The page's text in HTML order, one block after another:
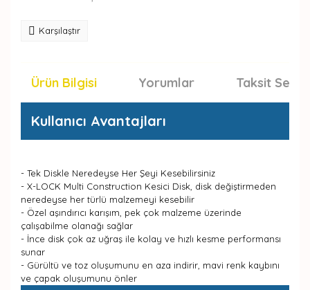
Karşılaştır
Ürün Bilgisi Yorumlar Taksit
Kullanıcı Avantajları
- Tek Diskle Neredeyse Her Şeyi Kesebilirsiniz
- X-LOCK Multi Construction Kesici Disk, disk değiştirmeden
neredeyse her türlü malzemeyi kesebilir
- Özel aşındırıcı karışım, pek çok malzeme üzerinde
çalışabilme olanağı sağlar
- İnce disk çok az uğraş ile kolay ve hızlı kesme performansı
sunar
- Gürültü ve toz oluşumunu en aza indirir, mavi renk kaybını
ve çapak oluşumunu önler